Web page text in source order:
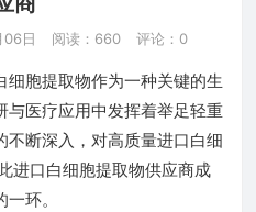
日 阅读：660 评论：0
胞提取物作为一种关键的生
与医疗应用中发挥着举足轻重
不断深入，对高质量进口白细
进口白细胞提取物供应商成
环。